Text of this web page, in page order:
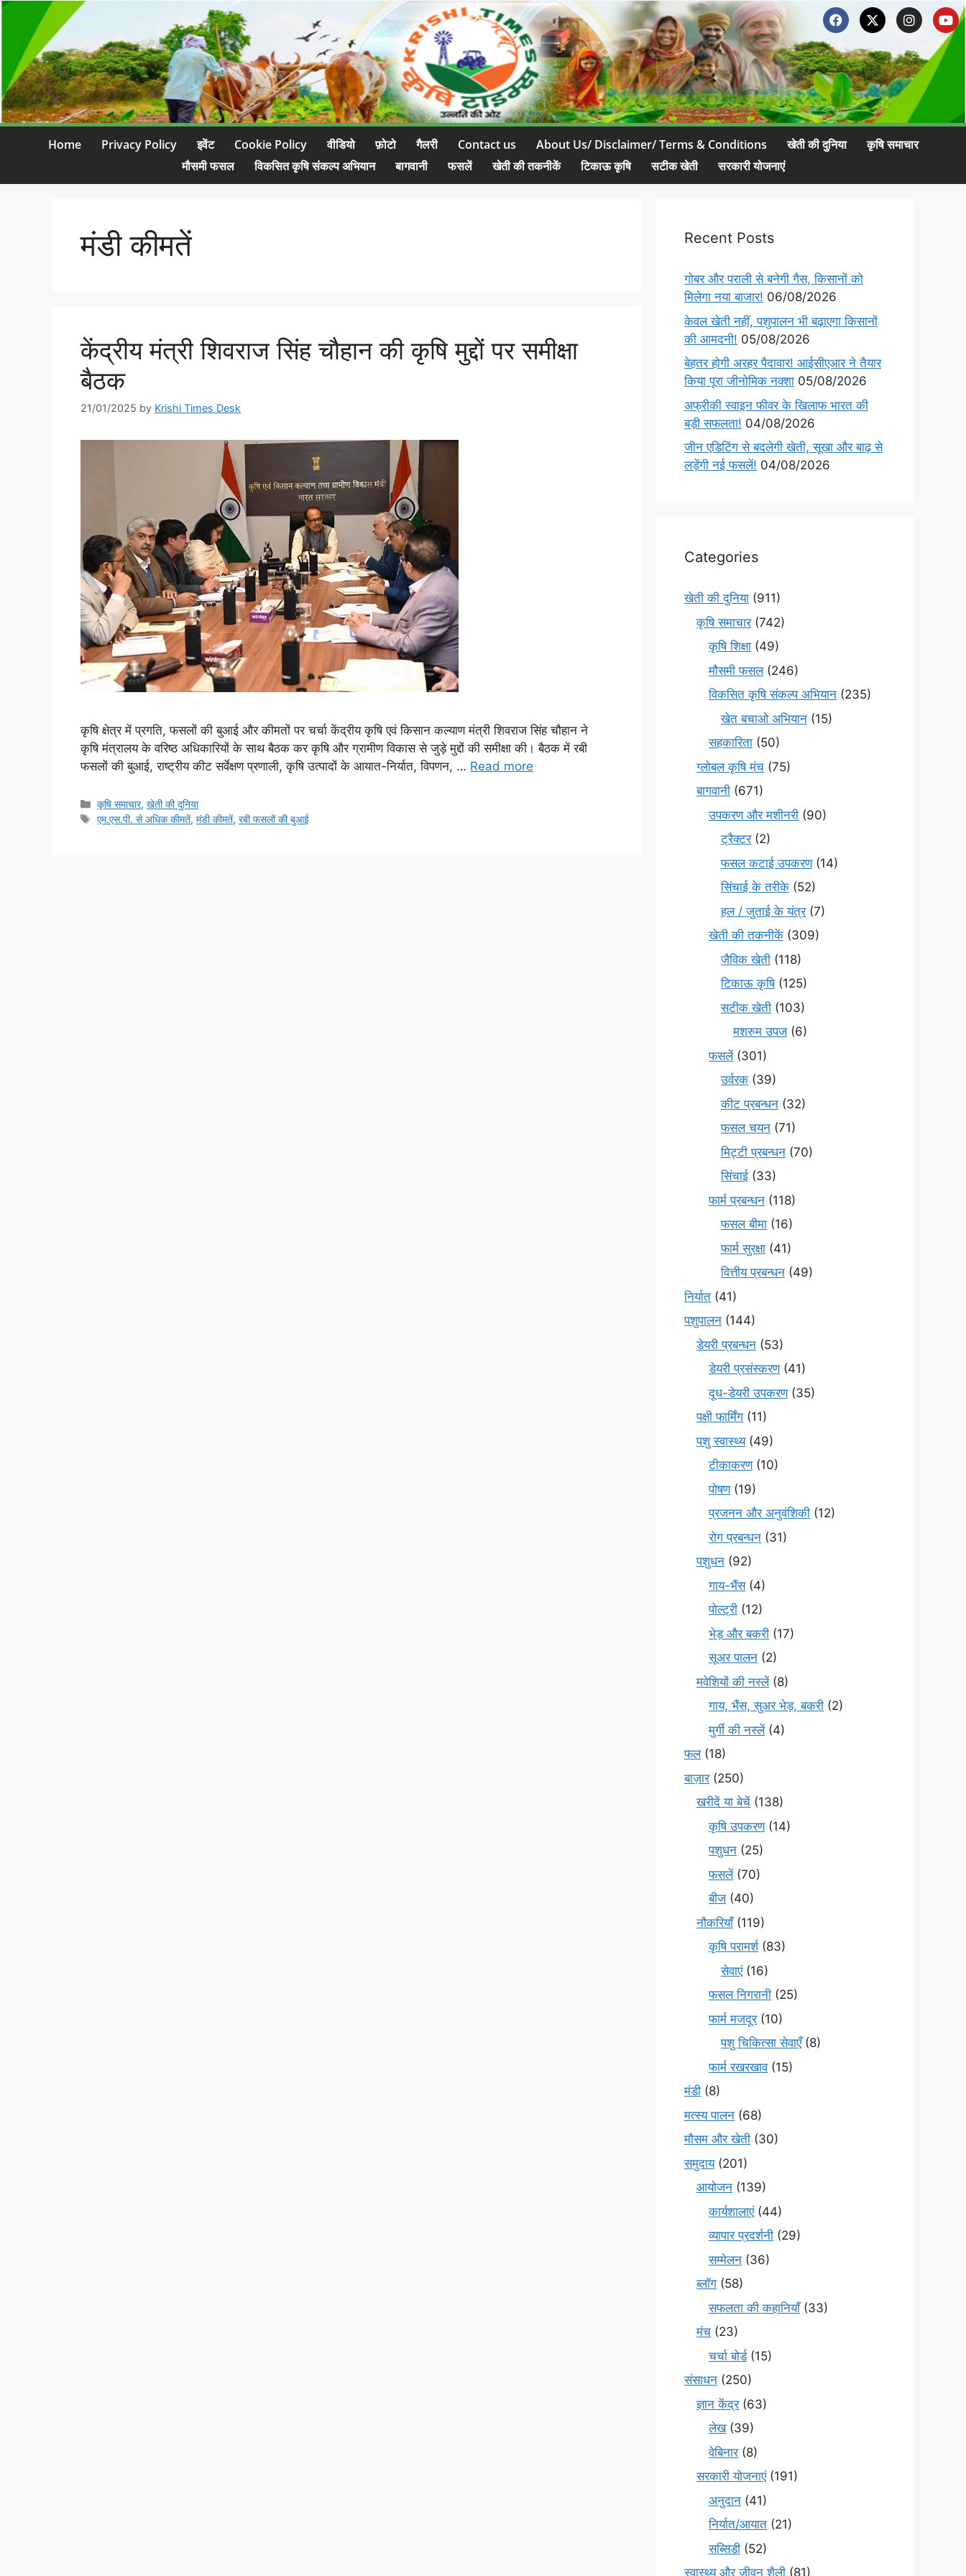
Home Privacy Policy इवेंट Cookie Policy वीडियो फ़ोटो गैलरी Contact us About Us/ Disclaimer/ Terms & Conditions खेती की दुनिया
कृषि समाचार
मौसमी फसल
विकसित कृषि संकल्प अभियान बागवानी फसलें खेती की तकनीकें टिकाऊ कृषि सटीक खेती सरकारी योजनाएं
मंडी कीमतें
केंद्रीय मंत्री शिवराज सिंह चौहान की कृषि मुद्दों पर समीक्षा
बैठक
21/01/2025 by Krishi Times Desk
कृषि क्षेत्र में प्रगति, फसलों की बुआई और कीमतों पर चर्चा केंद्रीय कृषि एवं किसान कल्याण मंत्री शिवराज सिंह चौहान ने
कृषि मंत्रालय के वरिष्ठ अधिकारियों के साथ बैठक कर कृषि और ग्रामीण विकास से जुड़े मुद्दों की समीक्षा की। बैठक में रबी
फसलों की बुआई, राष्ट्रीय कीट सर्वेक्षण प्रणाली, कृषि उत्पादों के आयात-निर्यात, विपणन, … Read more
कृषि समाचार,खेती की दुनिया
एम.एस.पी. से अधिक कीमतें,मंडी कीमतें,रबी फसलों की बुआई
Recent Posts
गोबर और पराली से बनेगी गैस, किसानों को
मिलेगा नया बाजार! 06/08/2026
केवल खेती नहीं, पशुपालन भी बढ़ाएगा किसानों
की आमदनी! 05/08/2026
बेहतर होगी अरहर पैदावार! आईसीएआर ने तैयार
किया पूरा जीनोमिक नक्शा 05/08/2026
अफ्रीकी स्वाइन फीवर के खिलाफ भारत की
बड़ी सफलता! 04/08/2026
जीन एडिटिंग से बदलेगी खेती, सूखा और बाढ़ से
लड़ेंगी नई फसलें! 04/08/2026
Categories
खेती की दुनिया (911)
कृषि समाचार(742)
कृषि शिक्षा (49)
मौसमी फसल(246)
विकसित कृषि संकल्प अभियान (235)
खेत बचाओ अभियान (15)
सहकारिता (50)
ग्लोबल कृषि मंच (75)
बागवानी (671)
उपकरण और मशीनरी (90)
ट्रैक्टर(2)
फसल कटाई उपकरण(14)
सिंचाई के तरीके (52)
हल / जुताई के यंत्र(7)
खेती की तकनीकें (309)
जैविक खेती (118)
टिकाऊ कृषि(125)
सटीक खेती (103)
मशरुम उपज (6)
फसलें(301)
उर्वरक (39)
कीट प्रबन्धन (32)
फसल चयन (71)
मि‌ट्टी प्रबन्धन (70)
सिंचाई (33)
फार्म प्रबन्धन (118)
फसल बीमा (16)
फार्म सुरक्षा (41)
वित्तीय प्रबन्धन (49)
निर्यात (41)
पशुपालन (144)
डेयरी प्रबन्धन (53)
डेयरी प्रसंस्करण(41)
दूध-डेयरी उपकरण(35)
पक्षी फार्मिंग (11)
पशु स्वास्थ्य(49)
टीकाकरण(10)
पोषण(19)
प्रजनन और अनुवंशिकी (12)
रोग प्रबन्धन (31)
पशुधन (92)
गाय-भैंस(4)
पोल्ट्री (12)
भेड़ और बकरी (17)
सूअर पालन (2)
मवेशियों की नस्लें(8)
गाय, भैंस, सुअर भेड़, बकरी (2)
मुर्गी की नस्लें(4)
फल(18)
बाज़ार(250)
खरीदें या बेचें (138)
कृषि उपकरण(14)
पशुधन (25)
फसलें(70)
बीज (40)
नौकरियाँ(119)
कृषि परामर्श(83)
सेवाएं(16)
फसल निगरानी (25)
फार्म मजदूर(10)
पशु चिकित्सा सेवाएँ(8)
फार्म रखरखाव(15)
मंडी (8)
मत्स्य पालन (68)
मौसम और खेती (30)
समुदाय(201)
आयोजन (139)
कार्यशालाएं(44)
व्यापार प्रदर्शनी (29)
सम्मेलन (36)
ब्लॉग (58)
सफलता की कहानियाँ(33)
मंच (23)
चर्चा बोर्ड(15)
संसाधन (250)
ज्ञान केंद्र(63)
लेख(39)
वेबिनार(8)
सरकारी योजनाएं(191)
अनुदान (41)
निर्यात/आयात (21)
सब्सिडी (52)
स्वास्थ्य और जीवन शैली (81)